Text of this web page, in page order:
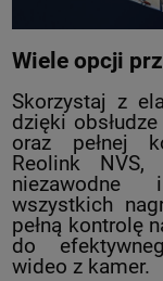
Wiele opcji
Skorzystaj z
dzięki
oraz pełnej
Reolink
niezawodne
wszystkich
pełną kontrolę
do
wideo z kamer.